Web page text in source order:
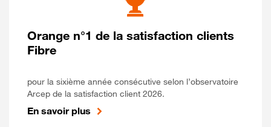
Orange n°1 de la satisfaction clients
Fibre
pour la sixième année consécutive selon l’observatoire
Arcep de la satisfaction client 2026.
En savoir plus